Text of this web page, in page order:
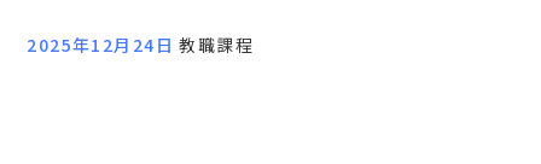
2025年12月24日教職課程